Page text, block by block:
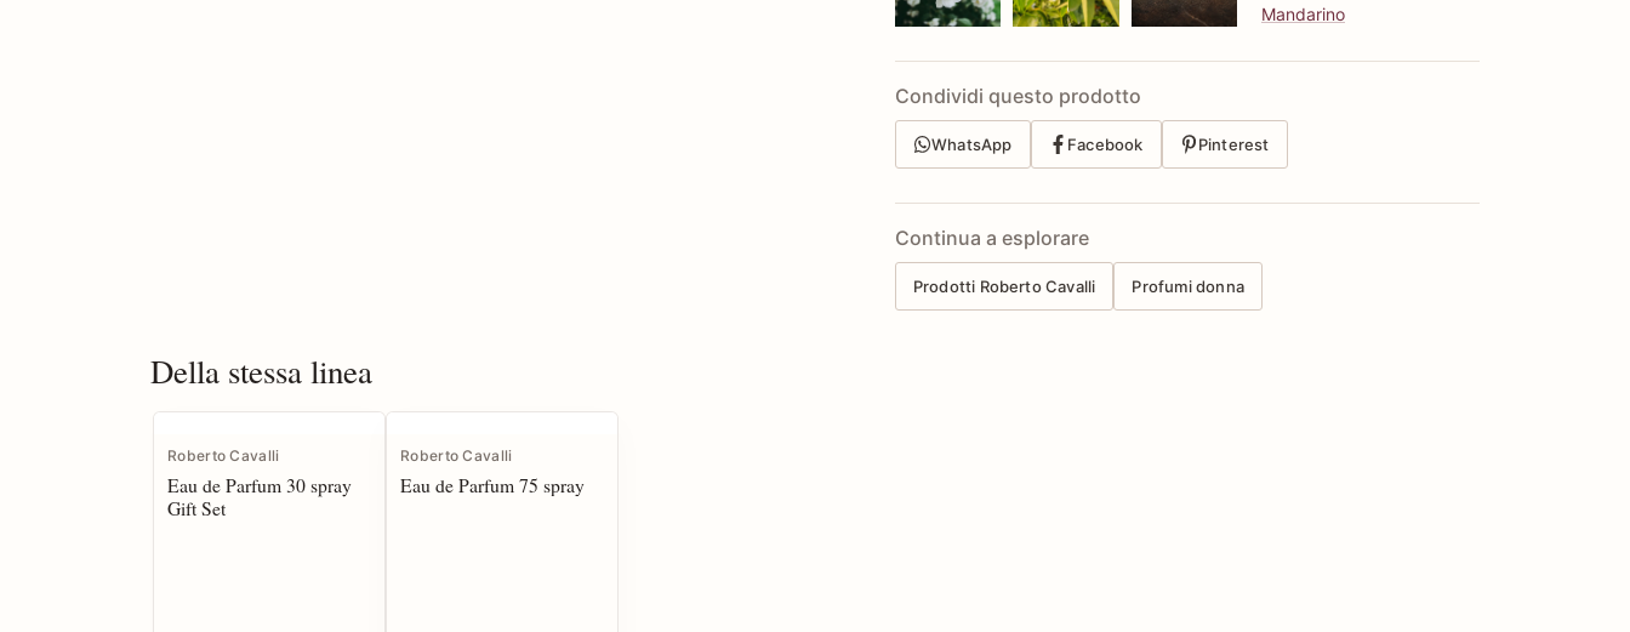
Mandarino
Condividi questo prodotto
WhatsApp Facebook Pinterest
Continua a esplorare
Prodotti Roberto Cavalli Profumi donna
Della stessa linea
Roberto Cavalli
Eau de Parfum 30 spray
Gift Set
Roberto Cavalli
Eau de Parfum 75 spray